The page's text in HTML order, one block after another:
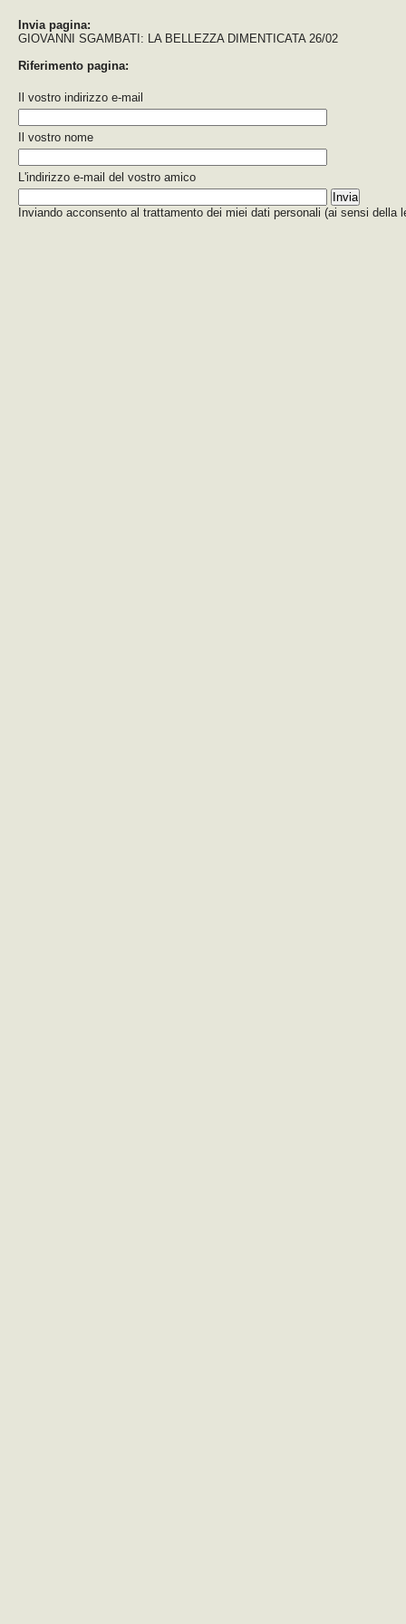
Invia pagina:
GIOVANNI SGAMBATI: LA BELLEZZA DIMENTICATA 26/02
Riferimento pagina:
Il vostro indirizzo e-mail
Il vostro nome
L'indirizzo e-mail del vostro amico
Inviando acconsento al trattamento dei miei dati personali (ai sensi della